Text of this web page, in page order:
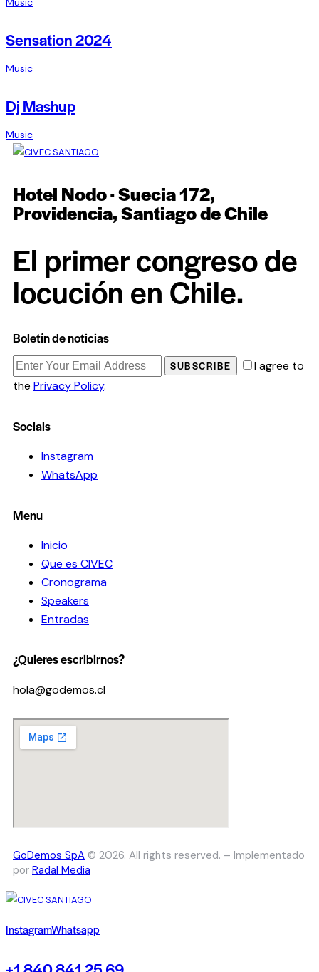
Sensation 2024
Music
Dj Mashup
Music
Hotel Nodo · Suecia 172,
Providencia, Santiago de Chile
El primer congreso de
locución en Chile.
Boletín de noticias
SUBSCRIBE
I agree to
the Privacy Policy.
Socials
Instagram
WhatsApp
Menu
Inicio
Que es CIVEC
Cronograma
Speakers
Entradas
¿Quieres escribirnos?
hola@godemos.cl
GoDemos SpA © 2026. All rights reserved. – Implementado
por Radal Media
InstagramWhatsapp